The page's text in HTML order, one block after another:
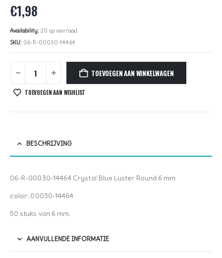
€1,98
Availability: 20 op voorraad
SKU: 06-R-00030-14464
TOEVOEGEN AAN WINKELWAGEN
TOEVOEGEN AAN WISHLIST
BESCHRIJVING
06-R-00030-14464 Crystal Blue Luster Round 6 mm
color: 00030-14464
50 stuks van 6 mm.
AANVULLENDE INFORMATIE